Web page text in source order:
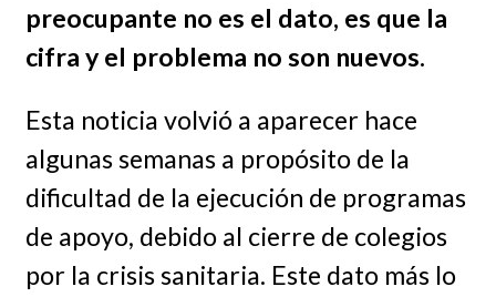
preocupante no es el dato, es que la
cifra y el problema no son nuevos.
Esta noticia volvió a aparecer hace
algunas semanas a propósito de la
dificultad de la ejecución de programas
de apoyo, debido al cierre de colegios
por la crisis sanitaria. Este dato más lo